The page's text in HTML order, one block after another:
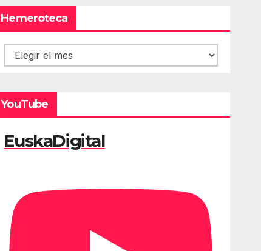
Hemeroteca
Hemeroteca
YouTube
EuskaDigital